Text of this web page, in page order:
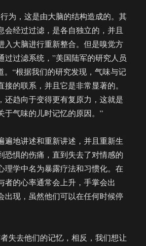
为，这是由大脑的结构造成的。其
会经过过滤，是各自独立的，并且
入大脑进行重新整合。但是嗅觉方
过过滤系统，”美国陆军的研究人员
。“根据我们的研究发现，气味与记
接的联系，并且它是非常显著的。
还趋向于变得更有复原力，这就是
于气味的儿时记忆的原因。”
遍地讲述和重新讲述，并且重新生
恐惧的伤痛，直到失去了对情感的
理学中名为暴露疗法和习惯化。在
者的心率通常会上升，手掌会出
出现，虽然他们可以在任何时候停
失去他们的记忆，相反，我们想让